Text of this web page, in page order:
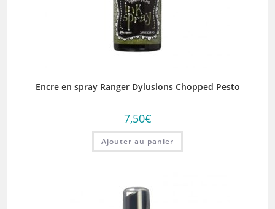
Encre en spray Ranger Dylusions Chopped Pesto
7,50€
Ajouter au panier